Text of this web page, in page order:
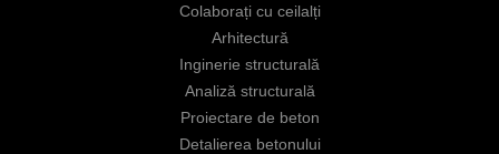
Colaborați cu ceilalți
Arhitectură
Inginerie structurală
Analiză structurală
Proiectare de beton
Detalierea betonului